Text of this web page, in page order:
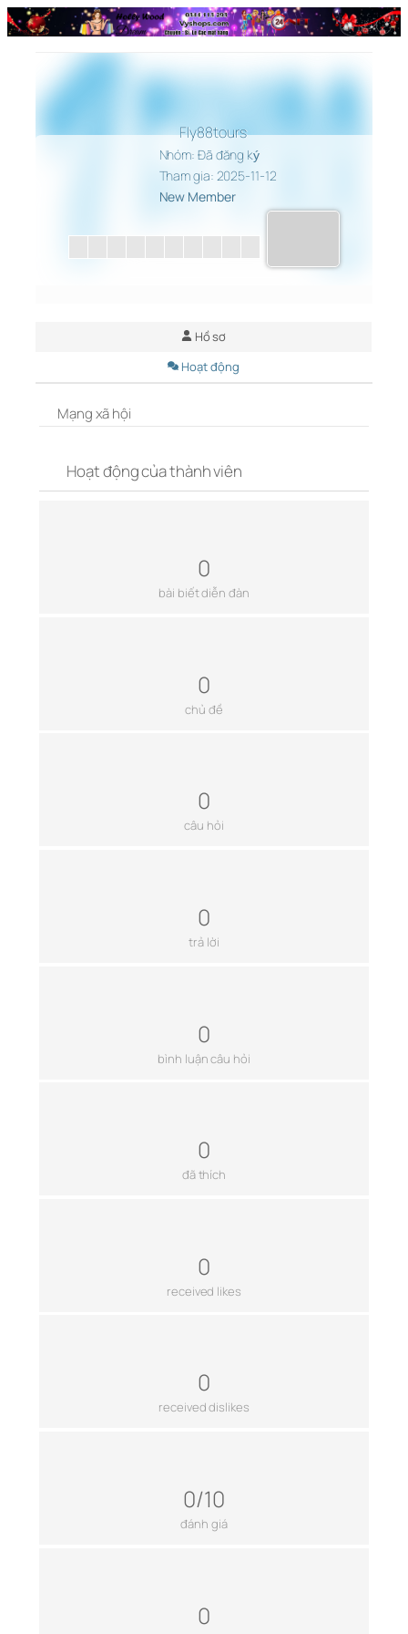
Chuyển
đến
dung
Fly88tours
Nhóm: Đã đăng ký
Tham gia: 2025-11-12
New Member
Hồ sơ
Hoạt động
Mạng xã hội
Hoạt động của thành viên
0
bài biết diễn đàn
0
chủ đề
0
câu hỏi
0
trả lời
0
bình luận câu hỏi
0
đã thích
0
received likes
0
received dislikes
0/10
đánh giá
0